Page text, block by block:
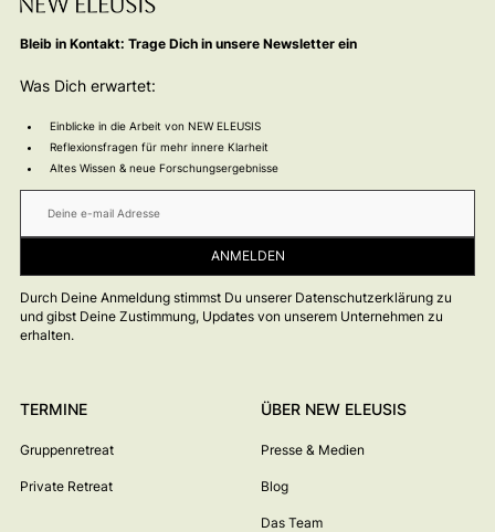
Bleib in Kontakt: Trage Dich in unsere Newsletter ein
Was Dich erwartet:
Einblicke in die Arbeit von NEW ELEUSIS
Reflexionsfragen für mehr innere Klarheit
Altes Wissen & neue Forschungsergebnisse
Durch Deine Anmeldung stimmst Du unserer Datenschutzerklärung zu
und gibst Deine Zustimmung, Updates von unserem Unternehmen zu
erhalten.
TERMINE
Gruppenretreat
Private Retreat
ÜBER NEW ELEUSIS
Presse & Medien
Blog
Das Team